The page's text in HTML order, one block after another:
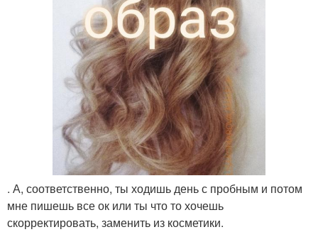
. А, соответственно, ты ходишь день с пробным и потом
мне пишешь все ок или ты что то хочешь
скорректировать, заменить из косметики.